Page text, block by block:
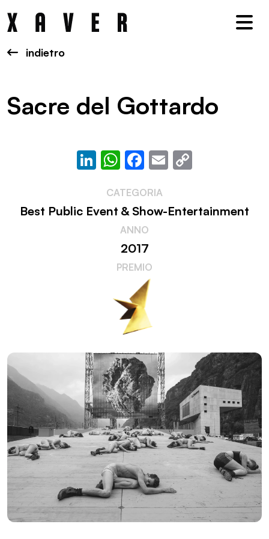
indietro
Sacre del Gottardo
LinkedIn
WhatsApp
Facebook
Email
CATEGORIA
Best Public Event & Show-Entertainment
ANNO
2017
PREMIO